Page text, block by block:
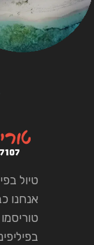
טיול
אנחנו
בפיליפינים משנת